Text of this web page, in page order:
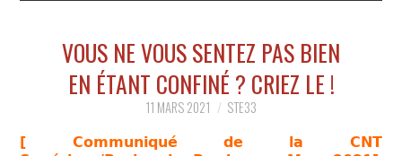
NOUS
CONTACTER
VOUS NE VOUS SENTEZ PAS BIEN
EN ÉTANT CONFINÉ ? CRIEZ LE !
11 MARS 2021 STE33
[ Communiqué de la CNT